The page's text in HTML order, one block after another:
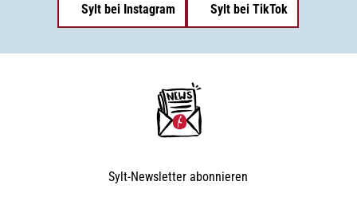
Sylt bei Instagram Sylt bei TikTok
Sylt-Newsletter abonnieren